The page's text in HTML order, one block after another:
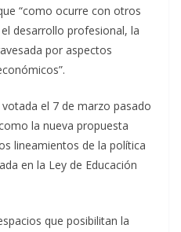
“como ocurre con otros
desarrollo profesional, la
por aspectos
el 7 de marzo pasado
la nueva propuesta
lineamientos de la política
en la Ley de Educación
que posibilitan la